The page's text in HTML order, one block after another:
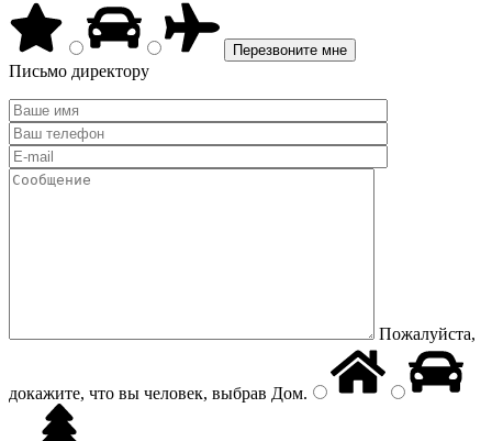
Письмо директору
Пожалуйста,
докажите, что вы человек, выбрав Дом.